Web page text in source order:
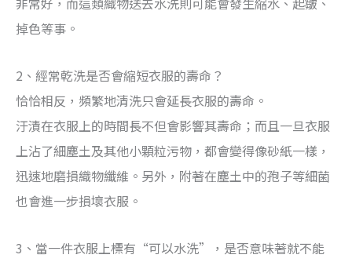
掉色等事。
2、經常乾洗是否會縮短衣服的壽命？
恰恰相反，頻繁地清洗只會延長衣服的壽命。
汙漬在衣服上的時間長不但會影響其壽命；而且一旦衣服
上沾了細塵土及其他小顆粒污物，都會變得像砂紙一樣，
迅速地磨損織物纖維。另外，附著在塵土中的孢子等細菌
也會進一步損壞衣服。
3、當一件衣服上標有“可以水洗”，是否意味著就不能